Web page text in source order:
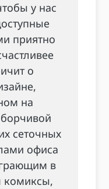
у нас
приятно
о
на
сеточных
офиса
в
комиксы,